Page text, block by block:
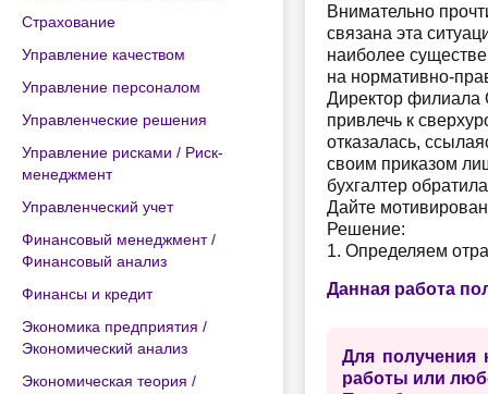
Страхование
Управление качеством
Управление персоналом
Управленческие решения
Управление рисками / Риск-
менеджмент
Управленческий учет
Финансовый менеджмент /
Финансовый анализ
Финансы и кредит
Экономика предприятия /
Экономический анализ
Экономическая теория /
Внимательно
связана эта
наиболее
на нормативно-
Директор филиала
привлечь к
отказалась,
своим приказом
бухгалтер
Дайте
Решение:
1. Определяем
Данная работа
Для получения
работы или